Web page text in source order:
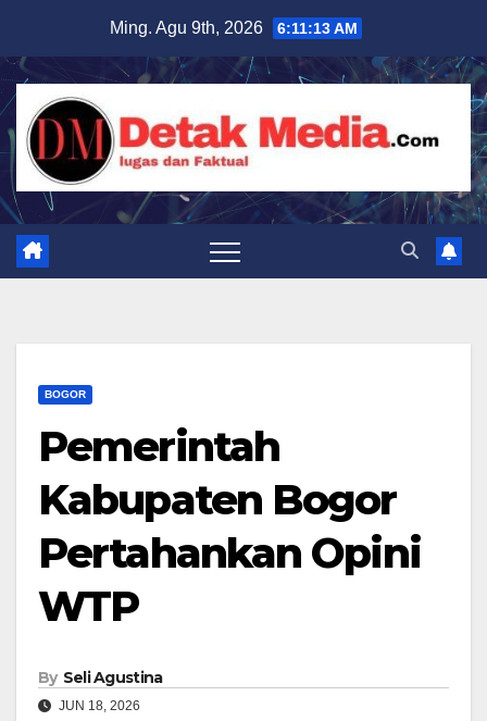
content
Ming. Agu 9th, 2026 6:11:14 AM
BOGOR
Pemerintah
Kabupaten Bogor
Pertahankan Opini
WTP
By Seli Agustina
JUN 18, 2026